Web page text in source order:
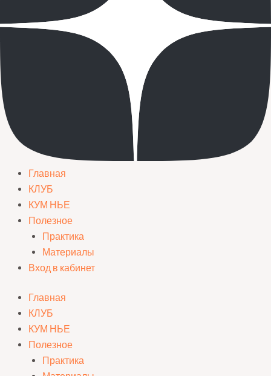
Главная
КЛУБ
КУМ НЬЕ
Полезное
Практика
Материалы
Вход в кабинет
Главная
КЛУБ
КУМ НЬЕ
Полезное
Практика